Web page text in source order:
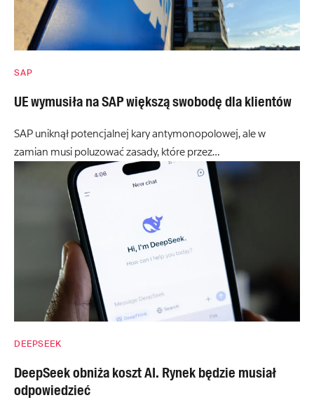
SAP
UE wymusiła na SAP większą swobodę dla klientów
SAP uniknął potencjalnej kary antymonopolowej, ale w
zamian musi poluzować zasady, które przez…
DEEPSEEK
DeepSeek obniża koszt AI. Rynek będzie musiał
odpowiedzieć